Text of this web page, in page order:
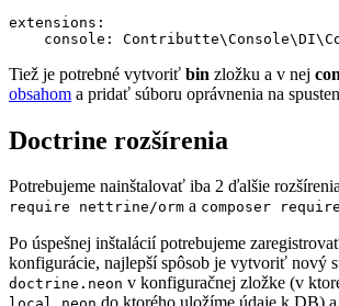
extensions:
Tiež je potrebné vytvoriť bin zložku a v nej
obsahom a pridať súboru oprávnenia na
Doctrine rozšírenia
Potrebujeme nainštalovať iba 2 ďalšie
require nettrine/orm a composer
Po úspešnej inštalácií potrebujeme
konfigurácie, najlepší spôsob je vytvoriť nový
doctrine.neon v konfiguračnej zložke (v